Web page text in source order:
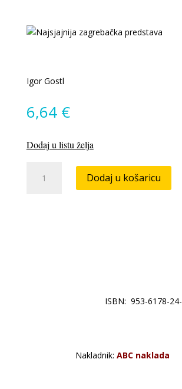
Igor Gostl
6,64 €
Dodaj u listu želja
zagrebačka
Dodaj u košaricu
ISBN: 953-6178-
Nakladnik: ABC naklada